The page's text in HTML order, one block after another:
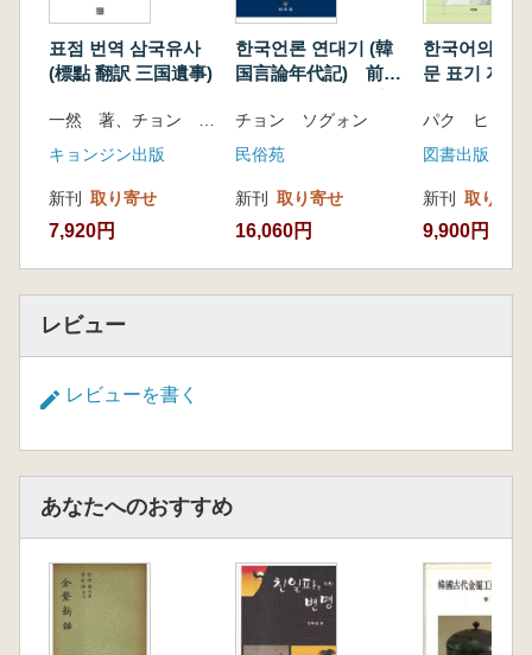
있다는 것도 알았다. 그리고 일본의 민속과도 만
났다. 고양이를 연구하다 빗자루 속신과도 만났
고, 효고현 고베시에는 빗자루 신을 모신 신사가
표점 번역 삼국유사
(標點 翻訳 三国遺事)
一然 著、チョン インガプ 訳
キョンジン出版
新刊 取り寄せ
7,920円
한국언론 연대기 (韓
国言論年代記) 前近
聞・放送・インター
ネットまでの百科事
チョン ソグォン
民俗苑
新刊 取り寄せ
16,060円
한국어의 한
문 표기 자료
漢字および
資料の目録
パク ヒョン
図書出版 亦
新刊 取り寄せ
9,900円
レビュー
レビューを書く
あなたへのおすすめ